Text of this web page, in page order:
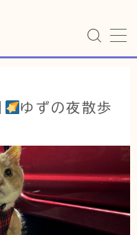
ゆずの夜散歩